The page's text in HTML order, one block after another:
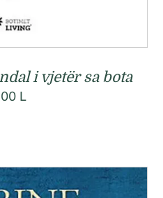
i vjetër sa bota
L